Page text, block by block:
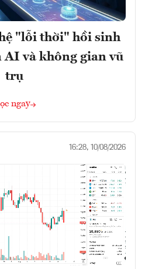
"lỗi thời" hồi sinh
AI và không gian vũ
trụ
ngay
16:28, 10/08/2026